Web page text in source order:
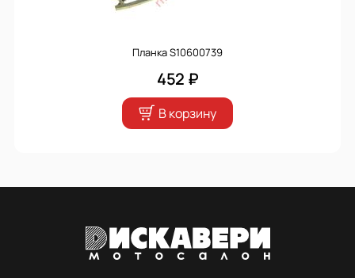
Планка S10600739
452 ₽
В корзину